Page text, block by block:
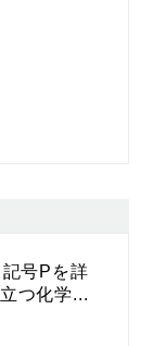
号Pを詳
つ化学...